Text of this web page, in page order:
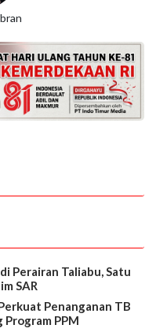
Perairan Taliabu, Satu
SAR
Penanganan TB
PPM